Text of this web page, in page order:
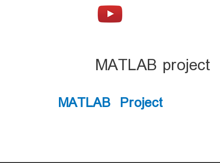
MATLAB project
MATLAB Project